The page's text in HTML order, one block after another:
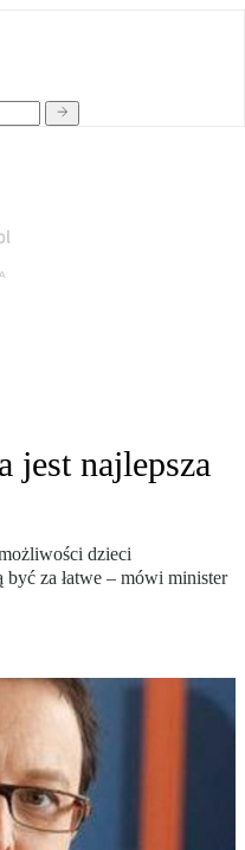
jest najlepsza
dzieci
być za łatwe – mówi minister